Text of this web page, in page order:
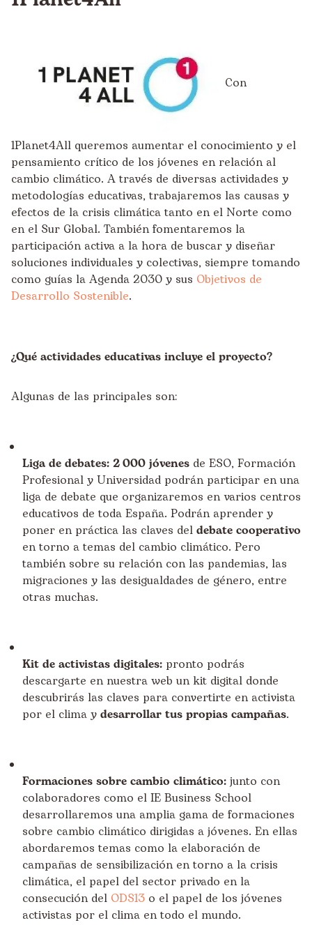
Con
1Planet4All queremos aumentar el conocimiento y el
pensamiento crítico de los jóvenes en relación al
cambio climático. A través de diversas actividades y
metodologías educativas, trabajaremos las causas y
efectos de la crisis climática tanto en el Norte como
en el Sur Global. También fomentaremos la
participación activa a la hora de buscar y diseñar
soluciones individuales y colectivas, siempre tomando
como guías la Agenda 2030 y sus Objetivos de
Desarrollo Sostenible.
¿Qué actividades educativas incluye el proyecto?
Algunas de las principales son:
Liga de debates: 2000 jóvenes de ESO, Formación
Profesional y Universidad podrán participar en una
liga de debate que organizaremos en varios centros
educativos de toda España. Podrán aprender y
poner en práctica las claves del debate cooperativo
en torno a temas del cambio climático. Pero
también sobre su relación con las pandemias, las
migraciones y las desigualdades de género, entre
otras muchas.
Kit de activistas digitales: pronto podrás
descargarte en nuestra web un kit digital donde
descubrirás las claves para convertirte en activista
por el clima y desarrollar tus propias campañas.
Formaciones sobre cambio climático: junto con
colaboradores como el IE Business School
desarrollaremos una amplia gama de formaciones
sobre cambio climático dirigidas a jóvenes. En ellas
abordaremos temas como la elaboración de
campañas de sensibilización en torno a la crisis
climática, el papel del sector privado en la
consecución del ODS13 o el papel de los jóvenes
activistas por el clima en todo el mundo.